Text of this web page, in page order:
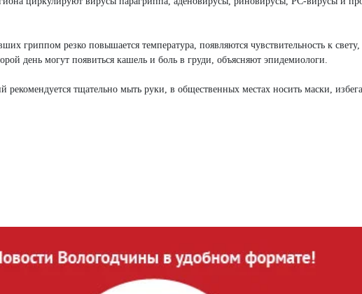
гриппом резко повышается температура, появляются чувствительность к
день могут появиться кашель и боль в груди, объясняют эпидемиологи.
тщательно мыть руки, в общественных местах носить маски,